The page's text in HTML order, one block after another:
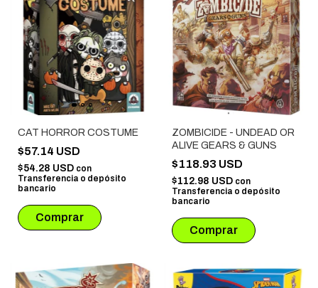
CAT HORROR COSTUME
$57.14 USD
$54.28 USD con
Transferencia o depósito
bancario
ZOMBICIDE - UNDEAD OR
ALIVE GEARS & GUNS
$118.93 USD
$112.98 USD con
Transferencia o depósito
bancario